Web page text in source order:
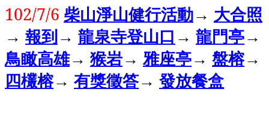
102/7/6 柴山淨山健行活動→ 大合照
→ 報到→ 龍泉寺登山口 → 龍門亭→
鳥瞰高雄→ 猴岩→雅座亭→ 盤榕→
四欉榕→ 有獎徵答→ 發放餐盒